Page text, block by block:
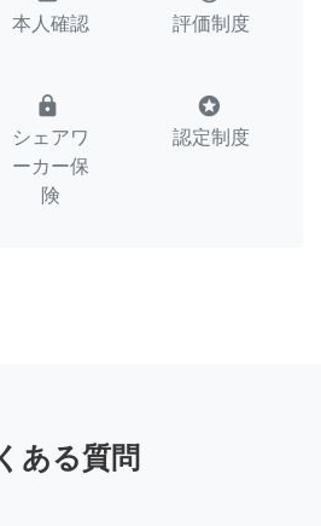
本人確認 評価制度
lock
シェアワ
ーカー保
険
stars
認定制度
ある質問